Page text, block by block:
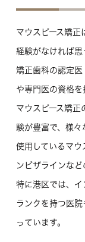
マウスピース矯正
経験がなければ思
矯正歯科の認定
や専門医の資格
マウスピース矯正
験が豊富で、様々
使用しているマウ
ンビザラインな
特に港区では、イ
ランクを持つ医
っています。